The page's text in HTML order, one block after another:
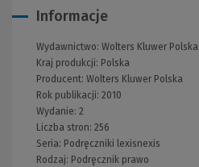
Informacje
Wydawnictwo: Wolters Kluwer Polska
Kraj produkcji: Polska
Producent: Wolters Kluwer Polska
Rok publikacji: 2010
Wydanie: 2
Liczba stron: 256
Seria: Podręczniki lexisnexis
Rodzaj: Podręcznik prawo